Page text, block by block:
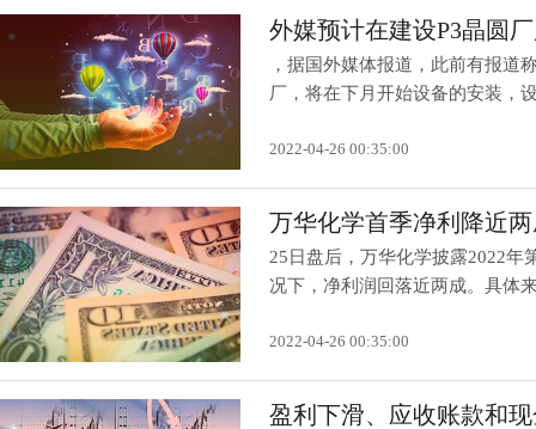
外媒预计在建设P3晶圆
，据国外媒体报道，此前有报道
厂，将在下月开始设备的安装，
2022-04-26 00:35:00
万华化学首季净利降近
25日盘后，万华化学披露2022年
况下，净利润回落近两成。具体
2022-04-26 00:35:00
盈利下滑、应收账款和